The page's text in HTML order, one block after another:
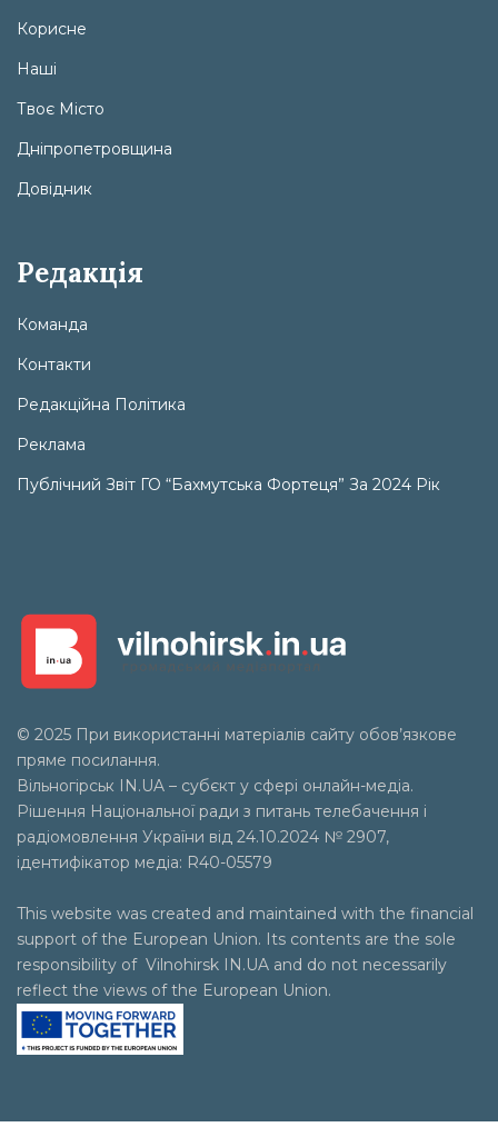
Корисне
Наші
Твоє Місто
Дніпропетровщина
Довідник
Редакція
Команда
Контакти
Редакційна Політика
Реклама
Публічний Звіт ГО “Бахмутська Фортеця” За 2024 Рік
© 2025 При використанні матеріалів сайту обов’язкове
пряме посилання.
Вільногірськ
IN.UA – субєкт у сфері онлайн-медіа.
Рішення Національної ради з питань телебачення і
радіомовлення України від 24.10.2024 № 2907,
ідентифікатор медіа: R40-05579
This website was created and maintained with the financial
support of the European Union. Its contents are the sole
responsibility of Vilnohirsk IN.UA and do not necessarily
reflect the views of the European Union.